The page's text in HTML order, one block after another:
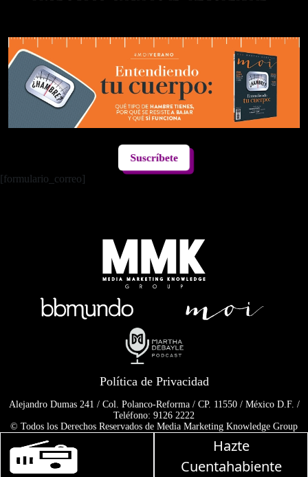
Martha Debayle en W,
Hazte
Cuentahabiente
Suscríbete
[formulario_correo]
Política de Privacidad
Alejandro Dumas 241 / Col. Polanco-Reforma / CP. 11550 / México D.F. /
Teléfono: 9126 2222
© Todos los Derechos Reservados de Media Marketing Knowledge Group
Prohibida la reproducción total o parcial, incluyendo cualquier medio